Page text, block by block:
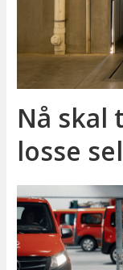
Nå skal
losse